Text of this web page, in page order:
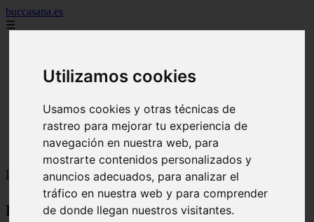
Utilizamos cookies
Usamos cookies y otras técnicas de
rastreo para mejorar tu experiencia de
navegación en nuestra web, para
mostrarte contenidos personalizados y
anuncios adecuados, para analizar el
tráfico en nuestra web y para comprender
de donde llegan nuestros visitantes.
buccasana.es
☰
faringitis
hongos en la boca
lengua blanca causas y remedios
mal aliento
remedio casero para
tipos de brackets
Inicio
mal-aliento
mal-aliento